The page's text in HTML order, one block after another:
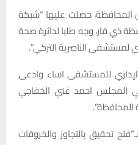
حصلت عليها “شبكة
ذي قار، وجه طلبا لدائرة صحة
لمستشفى الناصرية التركي”.
للمستشفى اساء وادعى
المجلس احمد غني الخفاجي
تحقيق بالتجاوز والخروقات